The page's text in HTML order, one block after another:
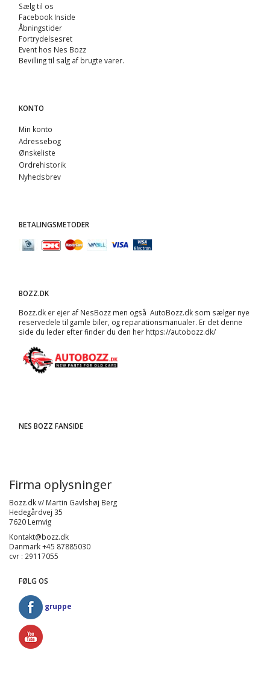
Sælg til os
Facebook Inside
Åbningstider
Fortrydelsesret
Event hos Nes Bozz
Bevilling til salg af brugte varer.
KONTO
Min konto
Adressebog
Ønskeliste
Ordrehistorik
Nyhedsbrev
BETALINGSMETODER
BOZZ.DK
Bozz.dk er ejer af NesBozz men også AutoBozz.dk som sælger nye
reservedele til gamle biler, og reparationsmanualer. Er det denne
side du leder efter finder du den her https://autobozz.dk/
NES BOZZ FANSIDE
Firma oplysninger
Bozz.dk v/ Martin Gavlshøj Berg
Hedegårdvej 35
7620 Lemvig
Kontakt@bozz.dk
Danmark +45 87885030
cvr : 29117055
FØLG OS
gruppe